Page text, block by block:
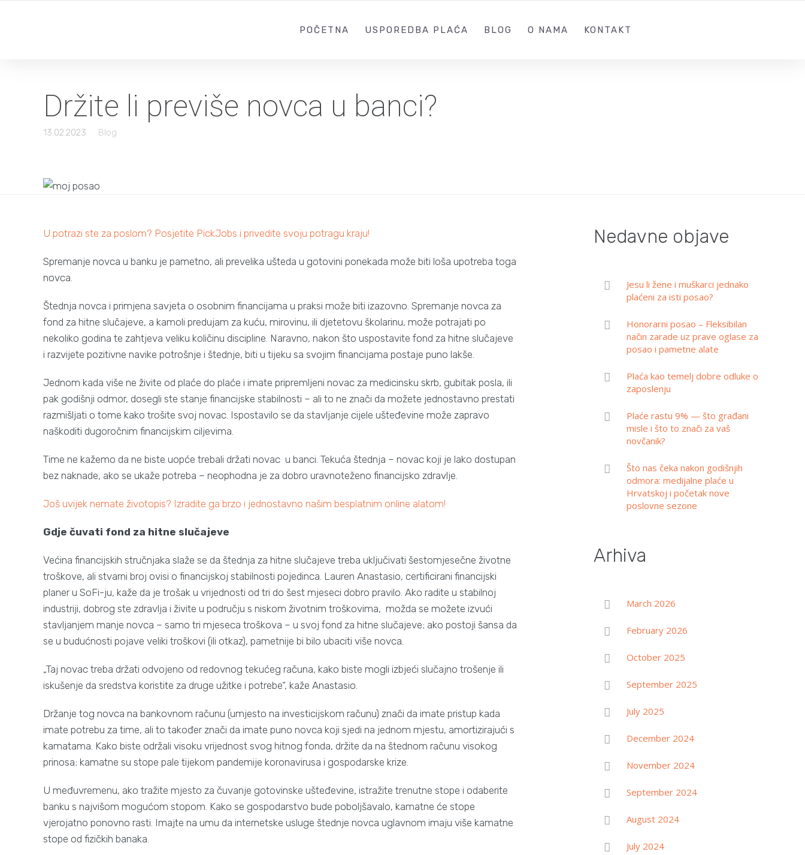
POČETNA USPOREDBA PLAĆA BLOG O NAMA KONTAKT
Držite li previše novca u banci?
13.02.2023 Blog
U potrazi ste za poslom? Posjetite PickJobs i privedite svoju potragu kraju!
Spremanje novca u banku je pametno, ali prevelika ušteda u gotovini ponekada može biti loša upotreba toga
novca.
Štednja novca i primjena savjeta o osobnim financijama u praksi može biti izazovno. Spremanje novca za
fond za hitne slučajeve, a kamoli predujam za kuću, mirovinu, ili djetetovu školarinu, može potrajati po
nekoliko godina te zahtjeva veliku količinu discipline. Naravno, nakon što uspostavite fond za hitne slučajeve
i razvijete pozitivne navike potrošnje i štednje, biti u tijeku sa svojim financijama postaje puno lakše.
Jednom kada više ne živite od plaće do plaće i imate pripremljeni novac za medicinsku skrb, gubitak posla, ili
pak godišnji odmor, dosegli ste stanje financijske stabilnosti – ali to ne znači da možete jednostavno prestati
razmišljati o tome kako trošite svoj novac. Ispostavilo se da stavljanje cijele ušteđevine može zapravo
naškoditi dugoročnim financijskim ciljevima.
Time ne kažemo da ne biste uopće trebali držati novac u banci. Tekuća štednja – novac koji je lako dostupan
bez naknade, ako se ukaže potreba – neophodna je za dobro uravnoteženo financijsko zdravlje.
Još uvijek nemate životopis? Izradite ga brzo i jednostavno našim besplatnim online alatom!
Gdje čuvati fond za hitne slučajeve
Većina financijskih stručnjaka slaže se da štednja za hitne slučajeve treba uključivati šestomjesečne životne
troškove, ali stvarni broj ovisi o financijskoj stabilnosti pojedinca. Lauren Anastasio, certificirani financijski
planer u SoFi-ju, kaže da je trošak u vrijednosti od tri do šest mjeseci dobro pravilo. Ako radite u stabilnoj
industriji, dobrog ste zdravlja i živite u području s niskom životnim troškovima, možda se možete izvući
stavljanjem manje novca – samo tri mjeseca troškova – u svoj fond za hitne slučajeve; ako postoji šansa da
se u budućnosti pojave veliki troškovi (ili otkaz), pametnije bi bilo ubaciti više novca.
„Taj novac treba držati odvojeno od redovnog tekućeg računa, kako biste mogli izbjeći slučajno trošenje ili
iskušenje da sredstva koristite za druge užitke i potrebe“, kaže Anastasio.
Držanje tog novca na bankovnom računu (umjesto na investicijskom računu) znači da imate pristup kada
imate potrebu za time, ali to također znači da imate puno novca koji sjedi na jednom mjestu, amortizirajući s
kamatama. Kako biste održali visoku vrijednost svog hitnog fonda, držite da na štednom računu visokog
prinosa; kamatne su stope pale tijekom pandemije koronavirusa i gospodarske krize.
U međuvremenu, ako tražite mjesto za čuvanje gotovinske ušteđevine, istražite trenutne stope i odaberite
banku s najvišom mogućom stopom. Kako se gospodarstvo bude poboljšavalo, kamatne će stope
vjerojatno ponovno rasti. Imajte na umu da internetske usluge štednje novca uglavnom imaju više kamatne
stope od fizičkih banaka.
Nedavne objave
Jesu li žene i muškarci jednako
plaćeni za isti posao?
Honorarni posao – Fleksibilan
način zarade uz prave oglase za
posao i pametne alate
Plaća kao temelj dobre odluke o
zaposlenju
Plaće rastu 9% — što građani
misle i što to znači za vaš
novčanik?
Što nas čeka nakon godišnjih
odmora: medijalne plaće u
Hrvatskoj i početak nove
poslovne sezone
Arhiva
March 2026
February 2026
October 2025
September 2025
July 2025
December 2024
November 2024
September 2024
August 2024
July 2024